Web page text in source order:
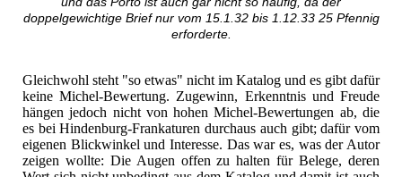
doppelgewichtige Brief nur vom 15.1.32 bis 1.12.33 25 Pfennig
erforderte.
Gleichwohl steht "so etwas" nicht im Katalog und es gibt dafür
keine Michel-Bewertung. Zugewinn, Erkenntnis und Freude
hängen jedoch nicht von hohen Michel-Bewertungen ab, die
es bei Hindenburg-Frankaturen durchaus auch gibt; dafür vom
eigenen Blickwinkel und Interesse. Das war es, was der Autor
zeigen wollte: Die Augen offen zu halten für Belege, deren